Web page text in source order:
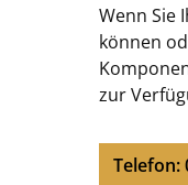
Wenn Sie
können
zur
Telefon: